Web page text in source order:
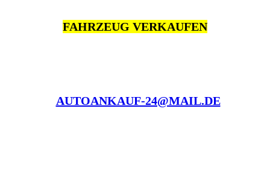
FAHRZEUG VERKAUFEN
AUTOANKAUF-24@MAIL.DE